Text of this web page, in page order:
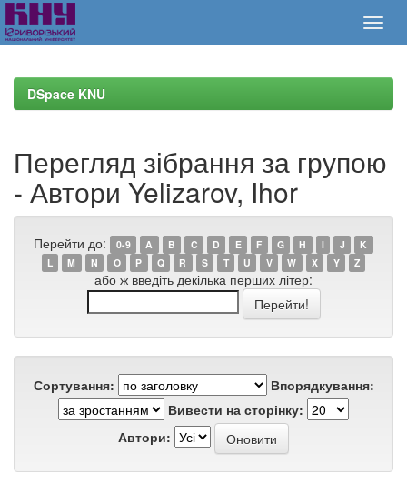
navigationDSpace KNU
Перегляд зібрання за групою
- Автори Yelizarov, Ihor
Перейти до: 0-9 A B C D E F G H I J
K
L
M N O P Q R S T U V W X Y Z
або ж введіть декілька перших літер:
Сортування:
Впорядкування:
Вивести на сторінку:
Автори: